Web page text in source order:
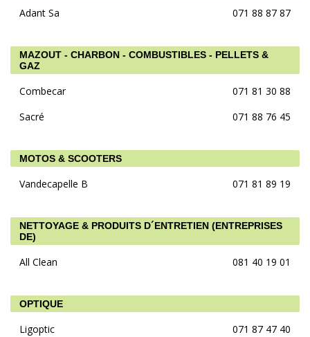
Adant Sa 071 88 87 87
MAZOUT - CHARBON - COMBUSTIBLES - PELLETS &
GAZ
Combecar
071 81 30 88
Sacré
071 88 76 45
MOTOS & SCOOTERS
Vandecapelle B 071 81 89 19
NETTOYAGE & PRODUITS D´ENTRETIEN (ENTREPRISES
DE)
All Clean 081 40 19 01
OPTIQUE
Ligoptic 071 87 47 40